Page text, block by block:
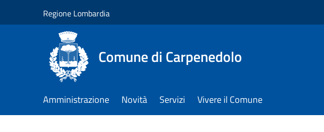
Regione Lombardia
Comune di Carpenedolo
Amministrazione Novità Servizi Vivere il Comune